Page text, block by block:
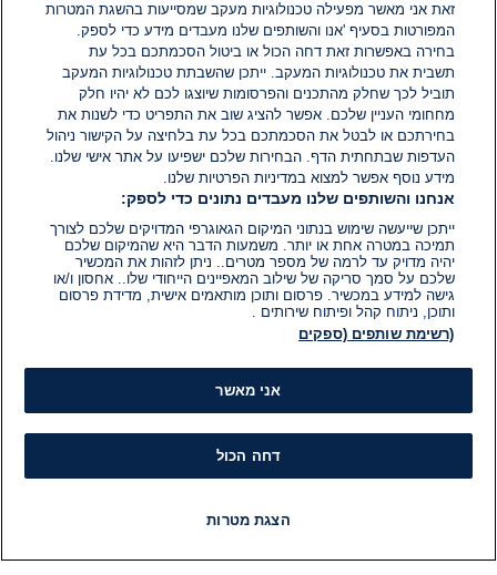
אין עדיין תגובות. היה הראשון להגיב
הוסף תגובה
זאת אני מאשר מפעילה טכנולוגיות מעקב שמסייעות בהשגת המטרות
המפורטות בסעיף 'אנו והשותפים שלנו מעבדים מידע כדי לספק.
בחירה באפשרות זאת דחה הכול או ביטול הסכמתכם בכל עת
תשבית את טכנולוגיות המעקב. ייתכן שהשבתת טכנולוגיות המעקב
תוביל לכך שחלק מהתכנים והפרסומות שיוצגו לכם לא יהיו חלק
מחחומי העניין שלכם. אפשר להציג שוב את התפריט כדי לשנות את
בחירתכם או לבטל את הסכמתכם בכל עת בלחיצה על הקישור ניהול
העדפות שבתחתית הדף. הבחירות שלכם ישפיעו על אתר אישי שלנו.
מידע נוסף אפשר למצוא במדיניות הפרטיות שלנו.
אנחנו והשותפים שלנו מעבדים נתונים כדי לספק:
ייתכן שייעשה שימוש בנתוני המיקום הגאוגרפי המדויקים שלכם לצורך
תמיכה במטרה אחת או יותר. משמעות הדבר היא שהמיקום שלכם
יהיה מדויק עד לרמה של מספר מטרים.. ניתן לזהות את המכשיר
שלכם על סמך סריקה של שילוב המאפיינים הייחודי שלו.. אחסון ו/או
גישה למידע במכשיר. פרסום ותוכן מותאמים אישית, מדידת פרסום
ותוכן, ניתוח קהל ופיתוח שירותים .
(רשימת שותפים (ספקים
אני מאשר
דחה הכול
הצגת מטרות